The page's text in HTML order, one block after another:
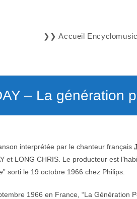
❯❯ Accueil Encyclomusic
– La génération
interprétée par le chanteur français
et LONG CHRIS. Le producteur est
” sorti le 19 octobre 1966 chez Philips.
1966 en France, “La Génération